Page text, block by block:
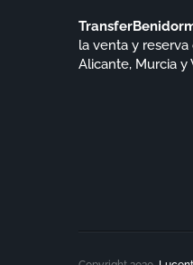
la venta y
Alicante, Murcia y